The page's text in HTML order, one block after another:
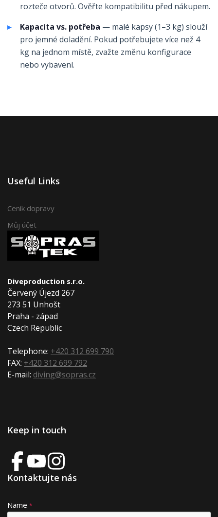
rozteče otvorů. Ověřte kompatibilitu před nákupem.
Kapacita vs. potřeba — malé kapsy (1–3 kg) slouží
pro jemné doladění. Pokud potřebujete více než 4
kg na jednom místě, zvažte změnu konfigurace
nebo vybavení.
Useful Links
Ceník dopravy
Můj účet
Diveproduction s.r.o.
Červený Újezd 267
273 51 Unhošt
Praha - západ
Czech Republic
Telephone: +420 312 699 790
FAX: +420 312 699 792
E-mail: diving@sopras.cz
Keep in touch
Kontaktujte nás
Name *